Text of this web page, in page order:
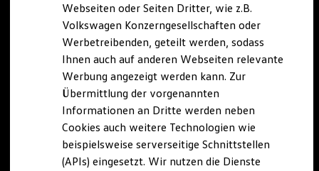
Volkswagen Kollektion
R-Kollektion
GTI Kollektion
Fußball Drop
we drive football
#wedriveproud
Besitzer und Service
myVolkswagen
Software Updates
Service und Ersatzteile
Inspektion und HU/AU
Reparaturen und Checks
Motorenöl und Flüssigkeiten
Webseiten oder Seiten Dritter, wie z.B.
Volkswagen Konzerngesellschaften oder
Werbetreibenden, geteilt werden, sodass
Ihnen auch auf anderen Webseiten relevante
Werbung angezeigt werden kann. Zur
Übermittlung der vorgenannten
Informationen an Dritte werden neben
Cookies auch weitere Technologien wie
beispielsweise serverseitige Schnittstellen
(APIs) eingesetzt. Wir nutzen die Dienste